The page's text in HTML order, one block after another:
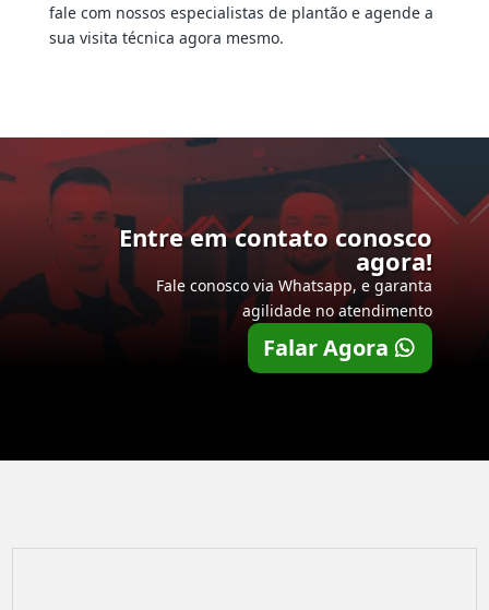
fale com nossos especialistas de plantão e agende a
sua visita técnica agora mesmo.
Entre em contato conosco
agora!
Fale conosco via Whatsapp, e garanta
agilidade no atendimento
Falar Agora